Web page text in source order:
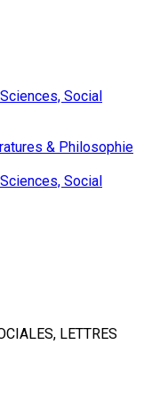
Social
& Philosophie
Social
LETTRES